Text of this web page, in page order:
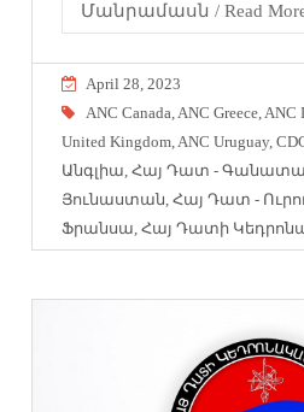
Մանրամասն / Read
April 28, 2023
ANC Canada,ANC Greece,ANC
United Kingdom,ANC Uruguay,
Անգլիա,Հայ Դատ - Գանատա
Յունաստան,Հայ Դատ -
Ֆրանսա,Հայ Դատի